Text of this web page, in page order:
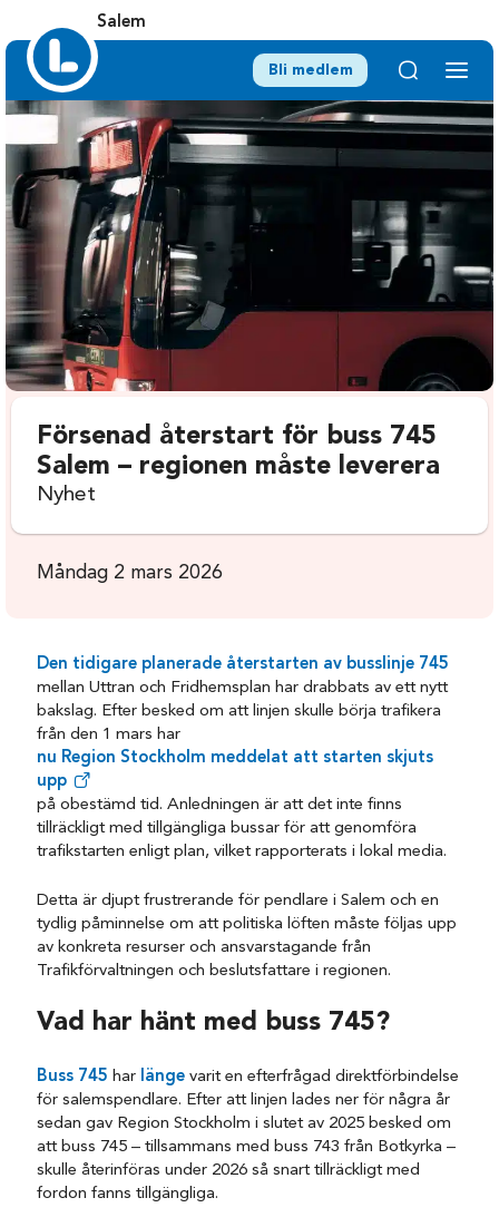
Salem
Bli medlem
Försenad återstart för buss 745
Salem – regionen måste leverera
Nyhet
Måndag 2 mars 2026
Den tidigare planerade återstarten av busslinje 745
mellan Uttran och Fridhemsplan har drabbats av ett nytt
bakslag. Efter besked om att linjen skulle börja trafikera
från den 1 mars har
nu Region Stockholm meddelat att starten skjuts
upp
på obestämd tid. Anledningen är att det inte finns
tillräckligt med tillgängliga bussar för att genomföra
trafikstarten enligt plan, vilket rapporterats i lokal media.
Detta är djupt frustrerande för pendlare i Salem och en
tydlig påminnelse om att politiska löften måste följas upp
av konkreta resurser och ansvarstagande från
Trafikförvaltningen och beslutsfattare i regionen.
Vad har hänt med buss 745?
Buss 745 har länge varit en efterfrågad direktförbindelse
för salemspendlare. Efter att linjen lades ner för några år
sedan gav Region Stockholm i slutet av 2025 besked om
att buss 745 – tillsammans med buss 743 från Botkyrka –
skulle återinföras under 2026 så snart tillräckligt med
fordon fanns tillgängliga.